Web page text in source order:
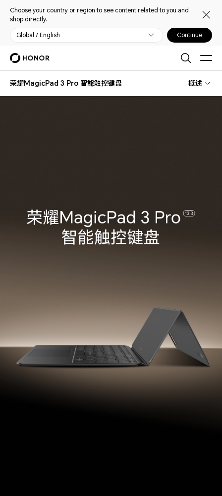
Choose your country or region to see content related to you and
shop directly.
Global / English Continue
荣耀MagicPad 3 Pro 智能触控键盘 概述